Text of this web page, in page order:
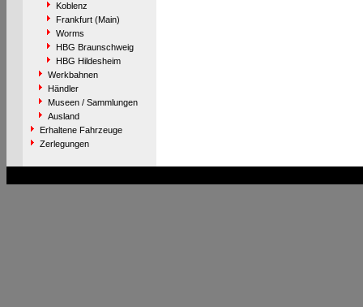
Koblenz
Frankfurt (Main)
Worms
HBG Braunschweig
HBG Hildesheim
Werkbahnen
Händler
Museen / Sammlungen
Ausland
Erhaltene Fahrzeuge
Zerlegungen